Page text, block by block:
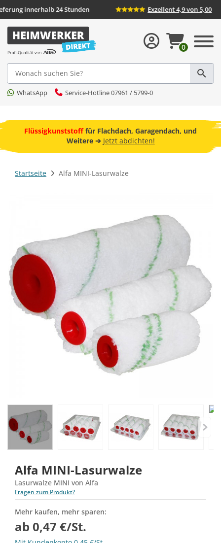
Lieferung innerhalb 24 Stunden Exzellent 4,9
Suche
WhatsApp Service-Hotline 07961 / 5799-0
0
Flüssigkunststofffür Flachdach, Garagendach, und
Weitere ➔ Jetzt abdichten!
Startseite Alfa MINI-Lasurwalze
Alfa MINI-Lasurwalze
Lasurwalze MINI von Alfa
Fragen zum Produkt?
Mehr kaufen, mehr sparen:
ab 0,47 €/St.